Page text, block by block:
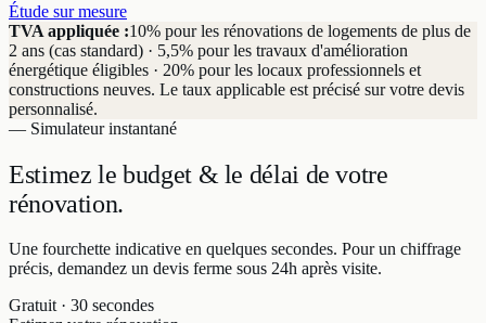
Étude sur mesure
TVA appliquée :10% pour les rénovations de logements de plus de
2 ans (cas standard) · 5,5% pour les travaux d'amélioration
énergétique éligibles · 20% pour les locaux professionnels et
constructions neuves. Le taux applicable est précisé sur votre devis
personnalisé.
— Simulateur instantané
Estimez le budget & le délai de votre
rénovation.
Une fourchette indicative en quelques secondes. Pour un chiffrage
précis, demandez un devis ferme sous 24h après visite.
Gratuit · 30 secondes